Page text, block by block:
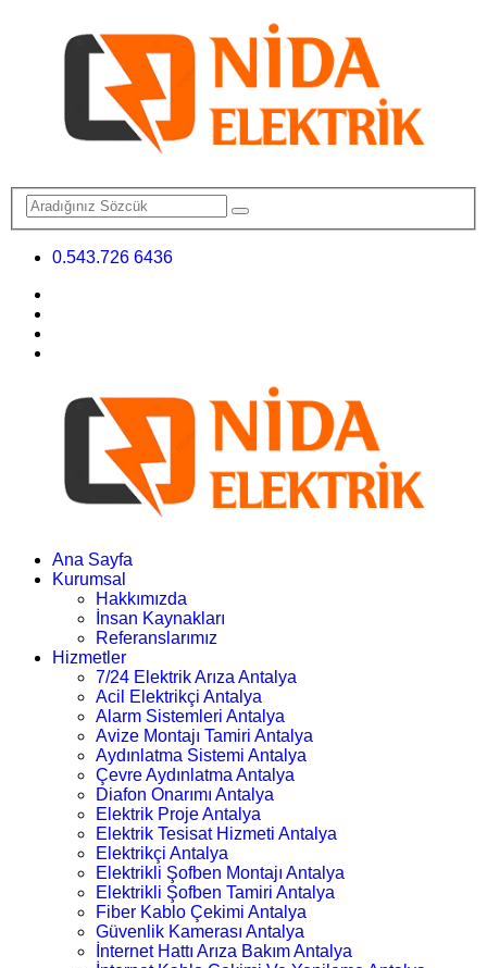
0.543.726 6436
Ana Sayfa
Kurumsal
Hakkımızda
İnsan Kaynakları
Referanslarımız
Hizmetler
7/24 Elektrik Arıza Antalya
Acil Elektrikçi Antalya
Alarm Sistemleri Antalya
Avize Montajı Tamiri Antalya
Aydınlatma Sistemi Antalya
Çevre Aydınlatma Antalya
Diafon Onarımı Antalya
Elektrik Proje Antalya
Elektrik Tesisat Hizmeti Antalya
Elektrikçi Antalya
Elektrikli Şofben Montajı Antalya
Elektrikli Şofben Tamiri Antalya
Fiber Kablo Çekimi Antalya
Güvenlik Kamerası Antalya
İnternet Hattı Arıza Bakım Antalya